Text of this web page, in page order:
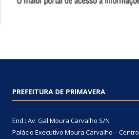
PREFEITURA DE PRIMAVERA
End.: Av. Gal Moura Carvalho S/N
Palácio Executivo Moura Carvalho – Centro